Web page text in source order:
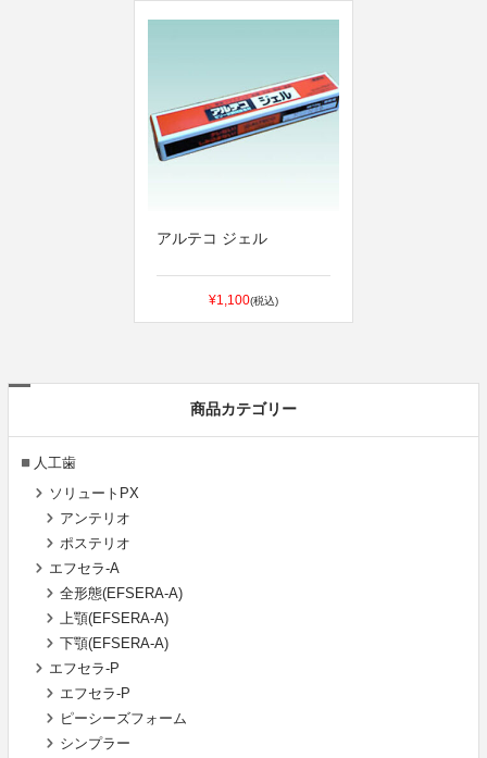
アルテコ ジェル
¥1,100(税込)
商品カテゴリー
人工歯
ソリュートPX
アンテリオ
ポステリオ
エフセラ-A
全形態(EFSERA-A)
上顎(EFSERA-A)
下顎(EFSERA-A)
エフセラ-P
エフセラ-P
ピーシーズフォーム
シンプラー